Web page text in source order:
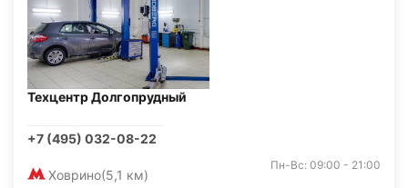
Техцентр Долгопрудный
+7 (495) 032-08-22
Ховрино(5,1 км)
Пн-Вс: 09:00 - 21:00